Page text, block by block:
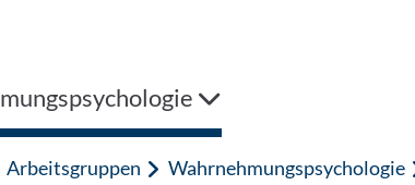
Arbeitsgruppen Wahrnehmungspsychologie